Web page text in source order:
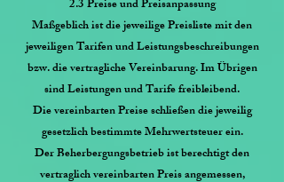
2.3 Preise und Preisanpassung
Maßgeblich ist die jeweilige Preisliste mit den
jeweiligen Tarifen und Leistungsbeschreibungen
bzw. die vertragliche Vereinbarung. Im Übrigen
sind Leistungen und Tarife freibleibend.
Die vereinbarten Preise schließen die jeweilig
gesetzlich bestimmte Mehrwertsteuer ein.
Der Beherbergungsbetrieb ist berechtigt den
vertraglich vereinbarten Preis angemessen,